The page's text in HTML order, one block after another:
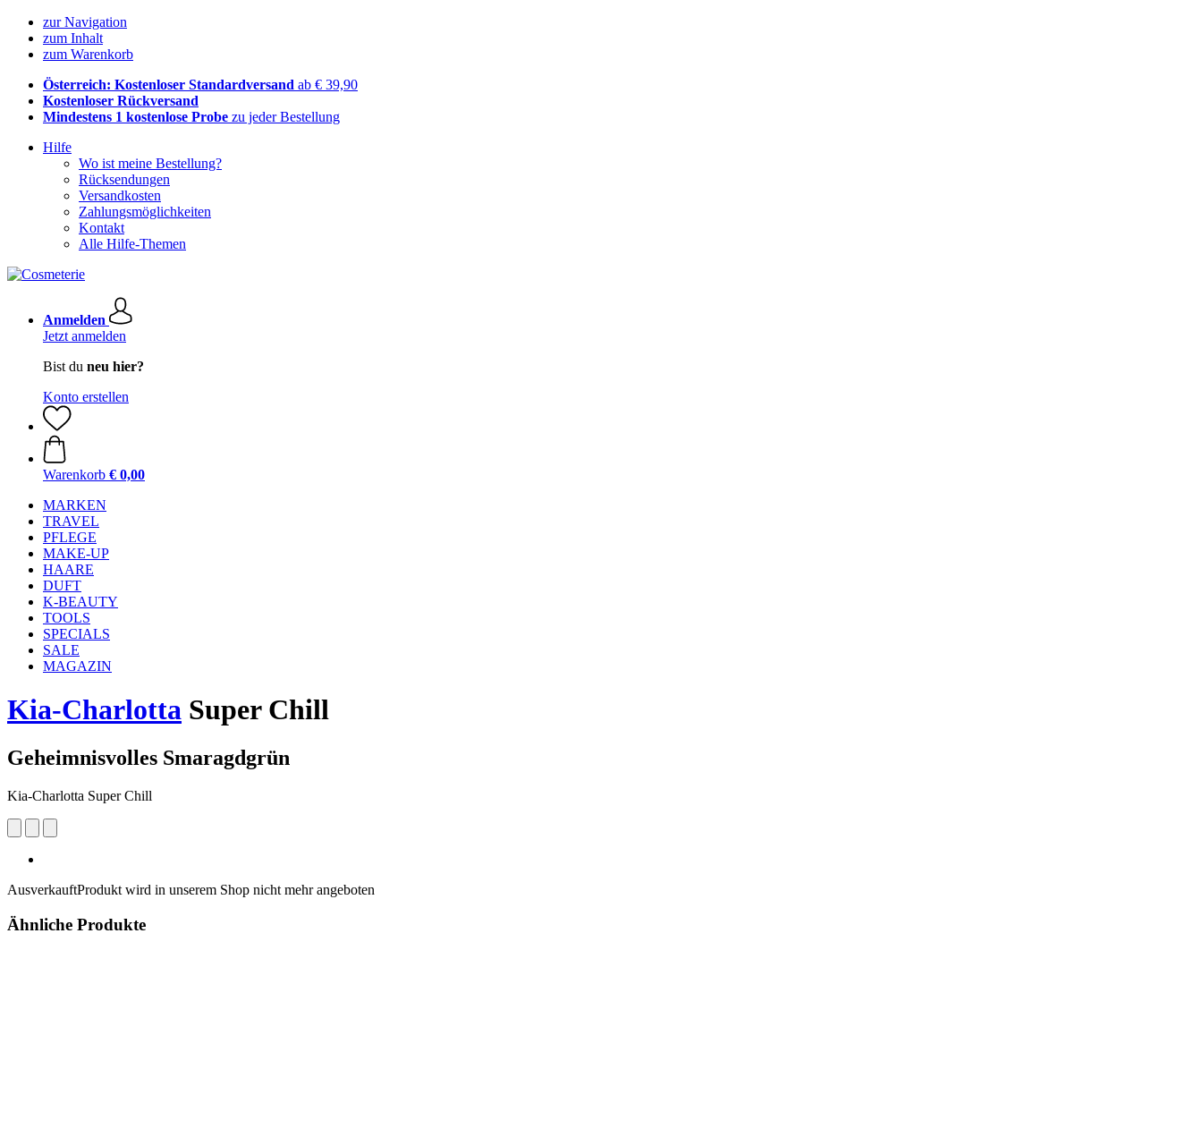
zur Navigation
zum Inhalt
zum Warenkorb
Österreich: Kostenloser Standardversand ab € 39,90
Kostenloser Rückversand
Mindestens 1 kostenlose Probe zu jeder Bestellung
Hilfe
Wo ist meine Bestellung?
Rücksendungen
Versandkosten
Zahlungsmöglichkeiten
Kontakt
Alle Hilfe-Themen
Anmelden
Jetzt anmelden
Bist du neu hier?
Konto erstellen
Warenkorb € 0,00
MARKEN
TRAVEL
PFLEGE
MAKE-UP
HAARE
DUFT
K-BEAUTY
TOOLS
SPECIALS
SALE
MAGAZIN
Kia-Charlotta Super Chill
Geheimnisvolles Smaragdgrün
Kia-Charlotta Super Chill
AusverkauftProdukt wird in unserem Shop nicht mehr angeboten
Ähnliche Produkte